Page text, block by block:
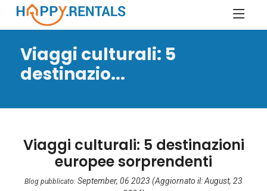
Viaggi culturali: 5
destinazio...
Viaggi culturali: 5 destinazioni
europee sorprendenti
Blog pubblicato: September, 06 2023 (Aggiornato il: August, 23